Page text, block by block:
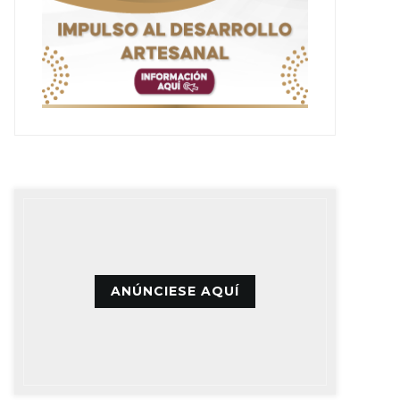
ANÚNCIESE AQUÍ